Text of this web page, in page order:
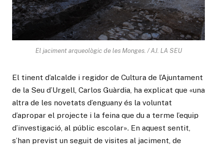
El jaciment arqueològic de les Monges. / AJ. LA SEU
El tinent d’alcalde i regidor de Cultura de l’Ajuntament
de la Seu d’Urgell, Carlos Guàrdia, ha explicat que «una
altra de les novetats d’enguany és la voluntat
d’apropar el projecte i la feina que du a terme l’equip
d’investigació, al públic escolar». En aquest sentit,
s’han previst un seguit de visites al jaciment, de